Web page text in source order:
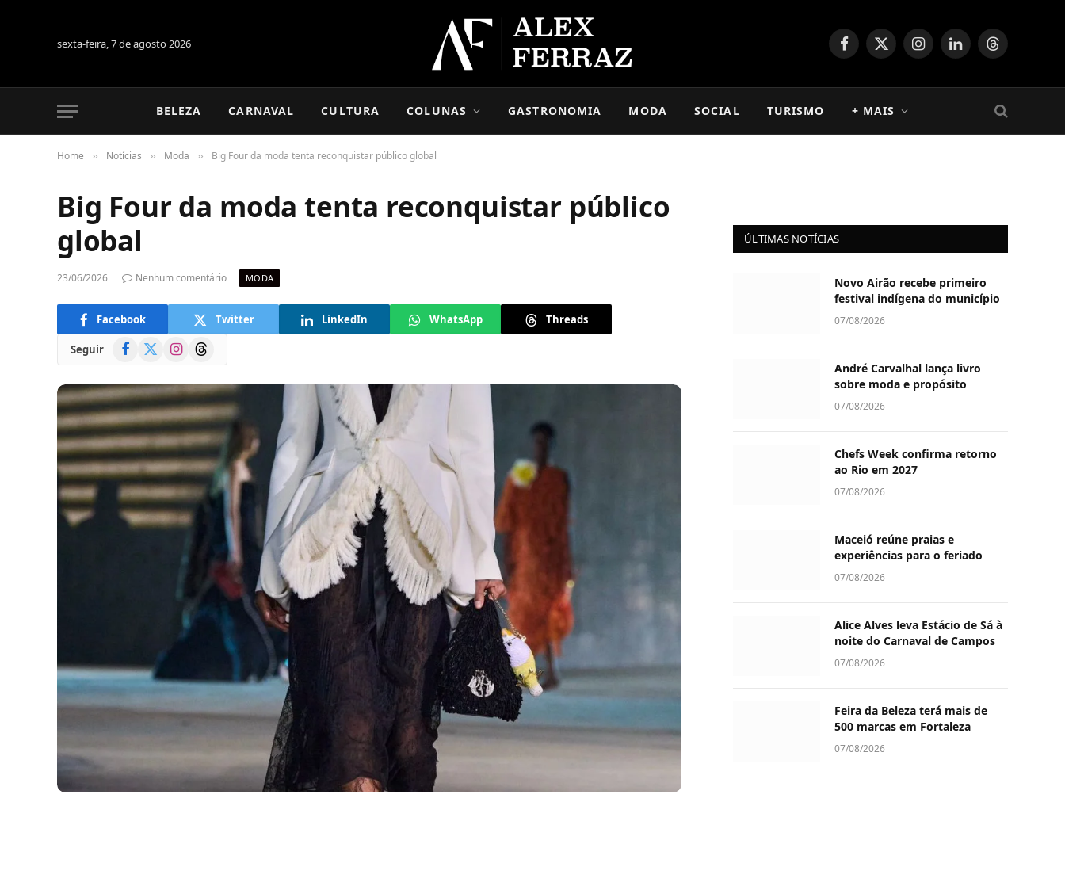
sexta-feira, 7 de agosto 2026 Facebook
X
InstagramLinkedInThreads
BELEZA CARNAVAL CULTURA COLUNAS GASTRONOMIA MODA SOCIAL TURISMO + MAIS
Home » Notícias » Moda » Big Four da moda tenta reconquistar público global
Big Four da moda tenta reconquistar público
global
23/06/2026 Nenhum comentário MODA
Facebook Twitter LinkedIn WhatsApp Threads
Seguir Facebook
(Twitter)
InstagramThreads
ÚLTIMAS NOTÍCIAS
Novo Airão recebe primeiro
festival indígena do município
07/08/2026
André Carvalhal lança livro
sobre moda e propósito
07/08/2026
Chefs Week confirma retorno
ao Rio em 2027
07/08/2026
Maceió reúne praias e
experiências para o feriado
07/08/2026
Alice Alves leva Estácio de Sá à
noite do Carnaval de Campos
07/08/2026
Feira da Beleza terá mais de
500 marcas em Fortaleza
07/08/2026